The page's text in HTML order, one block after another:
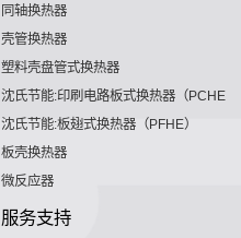
同轴换热器
壳管换热器
塑料壳盘管式换热器
沈氏节能:印刷电路板式换热器（PCHE）
沈氏节能:板翅式换热器（PFHE）
板壳换热器
微反应器
服务支持